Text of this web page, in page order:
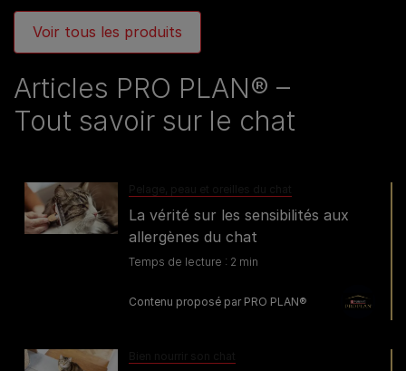
Voir tous les produits
Articles PRO PLAN® –
Tout savoir sur le chat
La vérité sur les sensibilités aux
allergènes du chat
Temps de lecture : 2 min
Contenu proposé par PRO PLAN®